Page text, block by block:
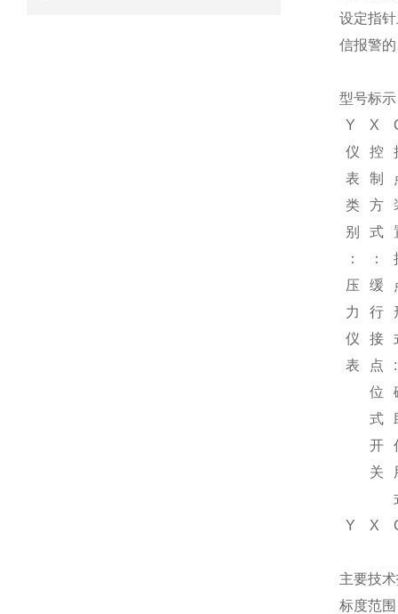
设定指
信报警
型号标示
Y
X
仪
表
类
别
：
压
力
仪
表
控
制
方
式
：
缓
行
接
点
位
式
开
关
:
Y
X
主要技
标度范